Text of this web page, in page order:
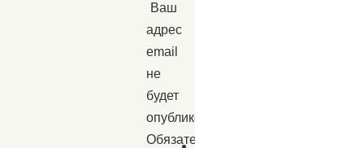
Ваш
адрес
email
не
будет
опубликован.
Обязательные